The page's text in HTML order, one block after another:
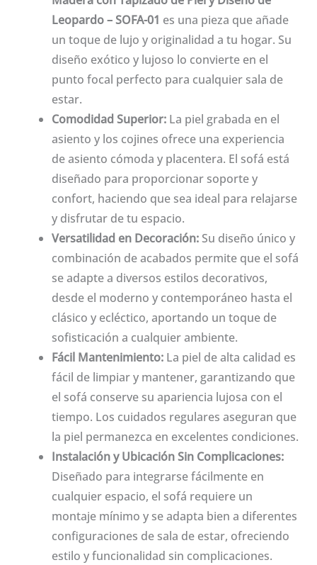
Leopardo – SOFA-01 es una pieza que añade
un toque de lujo y originalidad a tu hogar. Su
diseño exótico y lujoso lo convierte en el
punto focal perfecto para cualquier sala de
estar.
Comodidad Superior:La piel grabada en el
asiento y los cojines ofrece una experiencia
de asiento cómoda y placentera. El sofá está
diseñado para proporcionar soporte y
confort, haciendo que sea ideal para relajarse
y disfrutar de tu espacio.
Versatilidad en Decoración:Su diseño único y
combinación de acabados permite que el sofá
se adapte a diversos estilos decorativos,
desde el moderno y contemporáneo hasta el
clásico y ecléctico, aportando un toque de
sofisticación a cualquier ambiente.
Fácil Mantenimiento:La piel de alta calidad es
fácil de limpiar y mantener, garantizando que
el sofá conserve su apariencia lujosa con el
tiempo. Los cuidados regulares aseguran que
la piel permanezca en excelentes condiciones.
Instalación y Ubicación Sin Complicaciones:
Diseñado para integrarse fácilmente en
cualquier espacio, el sofá requiere un
montaje mínimo y se adapta bien a diferentes
configuraciones de sala de estar, ofreciendo
estilo y funcionalidad sin complicaciones.